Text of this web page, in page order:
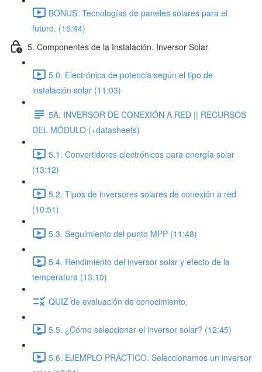
BONUS. Tecnologías de paneles solares para el
futuro. (15:44)
5. Componentes de la Instalación. Inversor Solar
5.0. Electrónica de potencia según el tipo de
instalación solar (11:03)
5A. INVERSOR DE CONEXIÓN A RED || RECURSOS
DEL MÓDULO (+datasheets)
5.1. Convertidores electrónicos para energía solar
(13:12)
5.2. Tipos de inversores solares de conexión a red
(10:51)
5.3. Seguimiento del punto MPP (11:48)
5.4. Rendimiento del inversor solar y efecto de la
temperatura (13:10)
QUIZ de evaluación de conocimiento.
5.5. ¿Cómo seleccionar el inversor solar? (12:45)
5.6. EJEMPLO PRÁCTICO. Seleccionamos un inversor